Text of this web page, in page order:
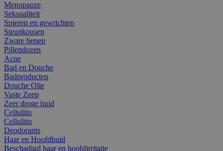
Menopauze
Seksualiteit
Spieren en gewrichten
Steunkousen
Zware benen
Pillendozen
Acne
Bad en Douche
Badproducten
Douche Olie
Vaste Zeep
Zeer droge huid
Cellulitis
Cellulitis
Deodorants
Haar en Hoofdhuid
Beschadigd haar en hoofdirritatie